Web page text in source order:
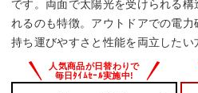
です。両面で太陽光を受けられる
れるのも特徴。アウトドアでの電力
持ち運びやすさと性能を両立したい